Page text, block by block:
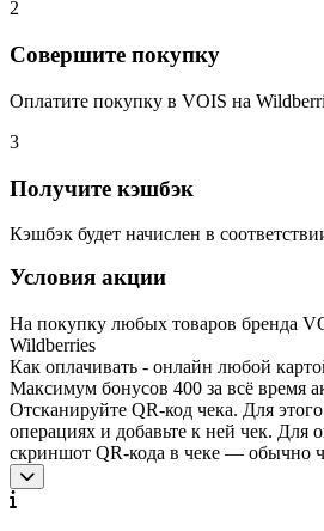
2
Совершите покупку
Оплатите покупку в VOIS на
3
Получите кэшбэк
Кэшбэк будет начислен в
Условия акции
На покупку любых товаров бренда
Wildberries
Как оплачивать - онлайн любой
Максимум бонусов 400 за всё время
Отсканируйте QR-код чека. Для
операциях и добавьте к ней чек. Для
скриншот QR-кода в чеке — обычно